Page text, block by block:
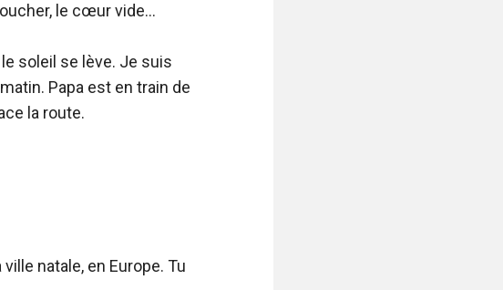
le cœur vide...
soleil se lève. Je suis
Papa est en train de
la route.
natale, en Europe. Tu